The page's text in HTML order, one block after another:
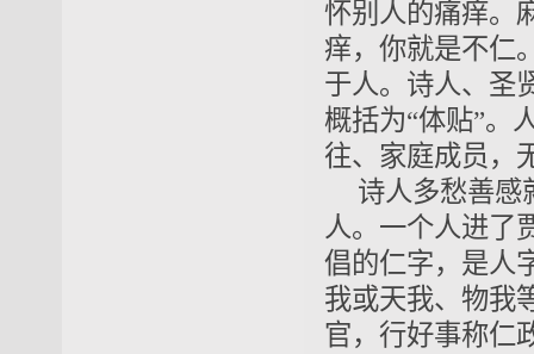
怀别人的痛痒。
痒，你就是不仁
于人。诗人、圣
概括为“体贴”。
往、家庭成员，
诗人多愁善感
人。一个人进了
倡的仁字，是人
我或天我、物我
官，行好事称仁